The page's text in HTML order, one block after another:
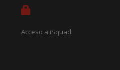
Acceso a iSquad